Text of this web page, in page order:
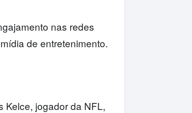
nas redes
de entretenimento.
Kelce, jogador da NFL,